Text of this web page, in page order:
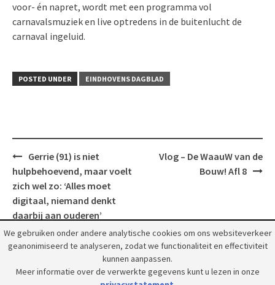
voor- én napret, wordt met een programma vol
carnavalsmuziek en live optredens in de buitenlucht de
carnaval ingeluid.
POSTED UNDER EINDHOVENS DAGBLAD
Post
navigation
Gerrie (91) is niet
hulpbehoevend, maar voelt
zich wel zo: ‘Alles moet
digitaal, niemand denkt
daarbij aan ouderen’
Vlog – De WaauW van de
Bouw! Afl 8
We gebruiken onder andere analytische cookies om ons websiteverkeer
geanonimiseerd te analyseren, zodat we functionaliteit en effectiviteit
kunnen aanpassen.
Meer informatie over de verwerkte gegevens kunt u lezen in onze